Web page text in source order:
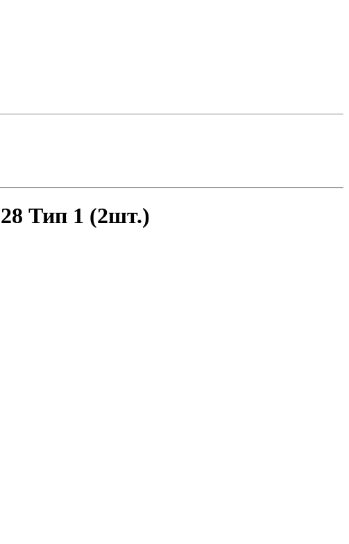
Тип 1 (2шт.)